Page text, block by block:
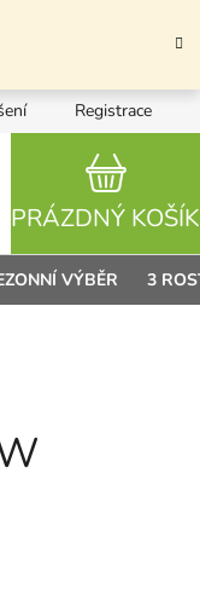
Registrace
PRÁZDNÝ KOŠÍK
VÝBĚR 3